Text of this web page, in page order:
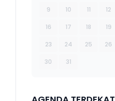
9 10 11 12
16 17 18 19
23 24 25 26
30 31